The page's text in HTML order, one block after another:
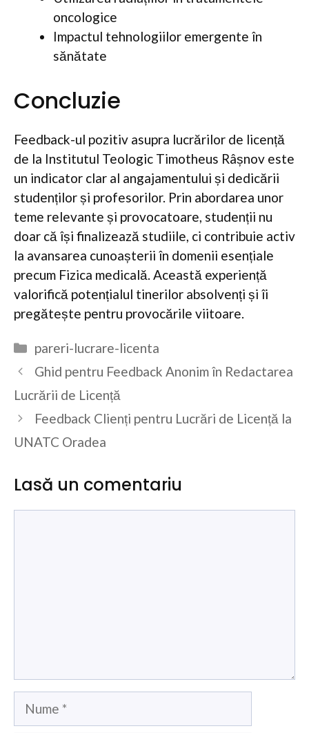
oncologice
Impactul tehnologiilor emergente în
sănătate
Concluzie
Feedback-ul pozitiv asupra lucrărilor de licență
de la Institutul Teologic Timotheus Râșnov este
un indicator clar al angajamentului și dedicării
studenților și profesorilor. Prin abordarea unor
teme relevante și provocatoare, studenții nu
doar că își finalizează studiile, ci contribuie activ
la avansarea cunoașterii în domenii esențiale
precum Fizica medicală. Această experiență
valorifică potențialul tinerilor absolvenți și îi
pregătește pentru provocările viitoare.
Categorii
pareri-lucrare-licenta
Ghid pentru Feedback Anonim în Redactarea
Lucrării de Licență
Feedback Clienți pentru Lucrări de Licență la
UNATC Oradea
Lasă un comentariu
Nume